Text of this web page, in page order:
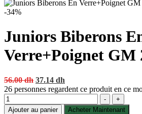
-34%
Juniors Biberons
Verre+Poignet GM
56.00dh Original
price
56.00 dh.
37.14 dh
price
37.14 dh.
26 personnes regardent ce produit en ce
Quantité
-
+
Ajouter au panier
Acheter Maintenant